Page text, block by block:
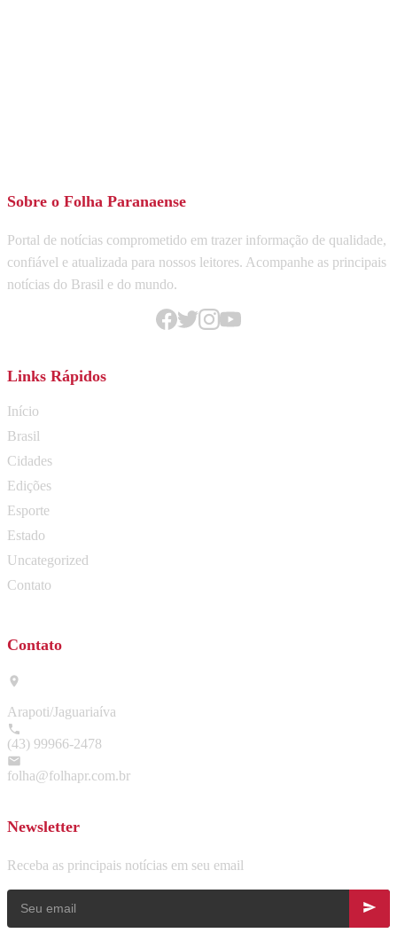
Sobre o Folha Paranaense
Portal de notícias comprometido em trazer informação de qualidade,
confiável e atualizada para nossos leitores. Acompanhe as principais
notícias do Brasil e do mundo.
Links Rápidos
Início
Brasil
Cidades
Edições
Esporte
Estado
Uncategorized
Contato
Contato
Arapoti/Jaguariaíva
(43) 99966-2478
folha@folhapr.com.br
Newsletter
Receba as principais notícias em seu email